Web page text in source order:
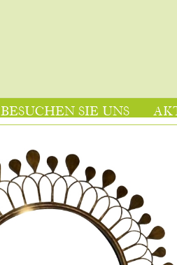
BESUCHEN SIE UNS